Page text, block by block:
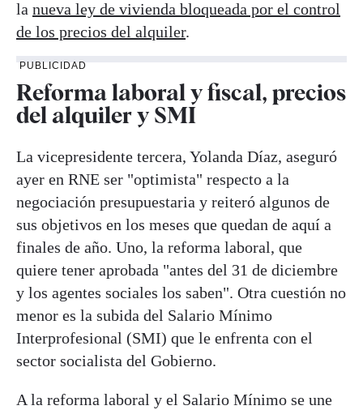
la nueva ley de vivienda bloqueada por el control
de los precios del alquiler.
PUBLICIDAD
Reforma laboral y fiscal, precios
del alquiler y SMI
La vicepresidente tercera, Yolanda Díaz, aseguró
ayer en RNE ser "optimista" respecto a la
negociación presupuestaria y reiteró algunos de
sus objetivos en los meses que quedan de aquí a
finales de año. Uno, la reforma laboral, que
quiere tener aprobada "antes del 31 de diciembre
y los agentes sociales los saben". Otra cuestión no
menor es la subida del Salario Mínimo
Interprofesional (SMI) que le enfrenta con el
sector socialista del Gobierno.
A la reforma laboral y el Salario Mínimo se une